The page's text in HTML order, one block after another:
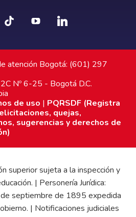
atención Bogotá: (601) 297
Nº 6-25 - Bogotá D.C.
de uso | PQRSDF (Registra
quejas,
sugerencias y derechos de
superior sujeta a la inspección y
| Personería Jurídica:
septiembre de 1895 expedida
| Notificaciones judiciales